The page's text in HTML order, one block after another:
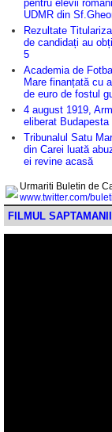
pentru elevii
UDMR din
Rezultate
de candidați au
5
Academia de
Mare finanțată cu
de euro de fostul
4 august 1919,
eliberat
Tribunalul Satu
din Carei luată
ei revine acasă
Urmariti Buletin de
www.twitter.com/
FILMUL SAPTAMANII